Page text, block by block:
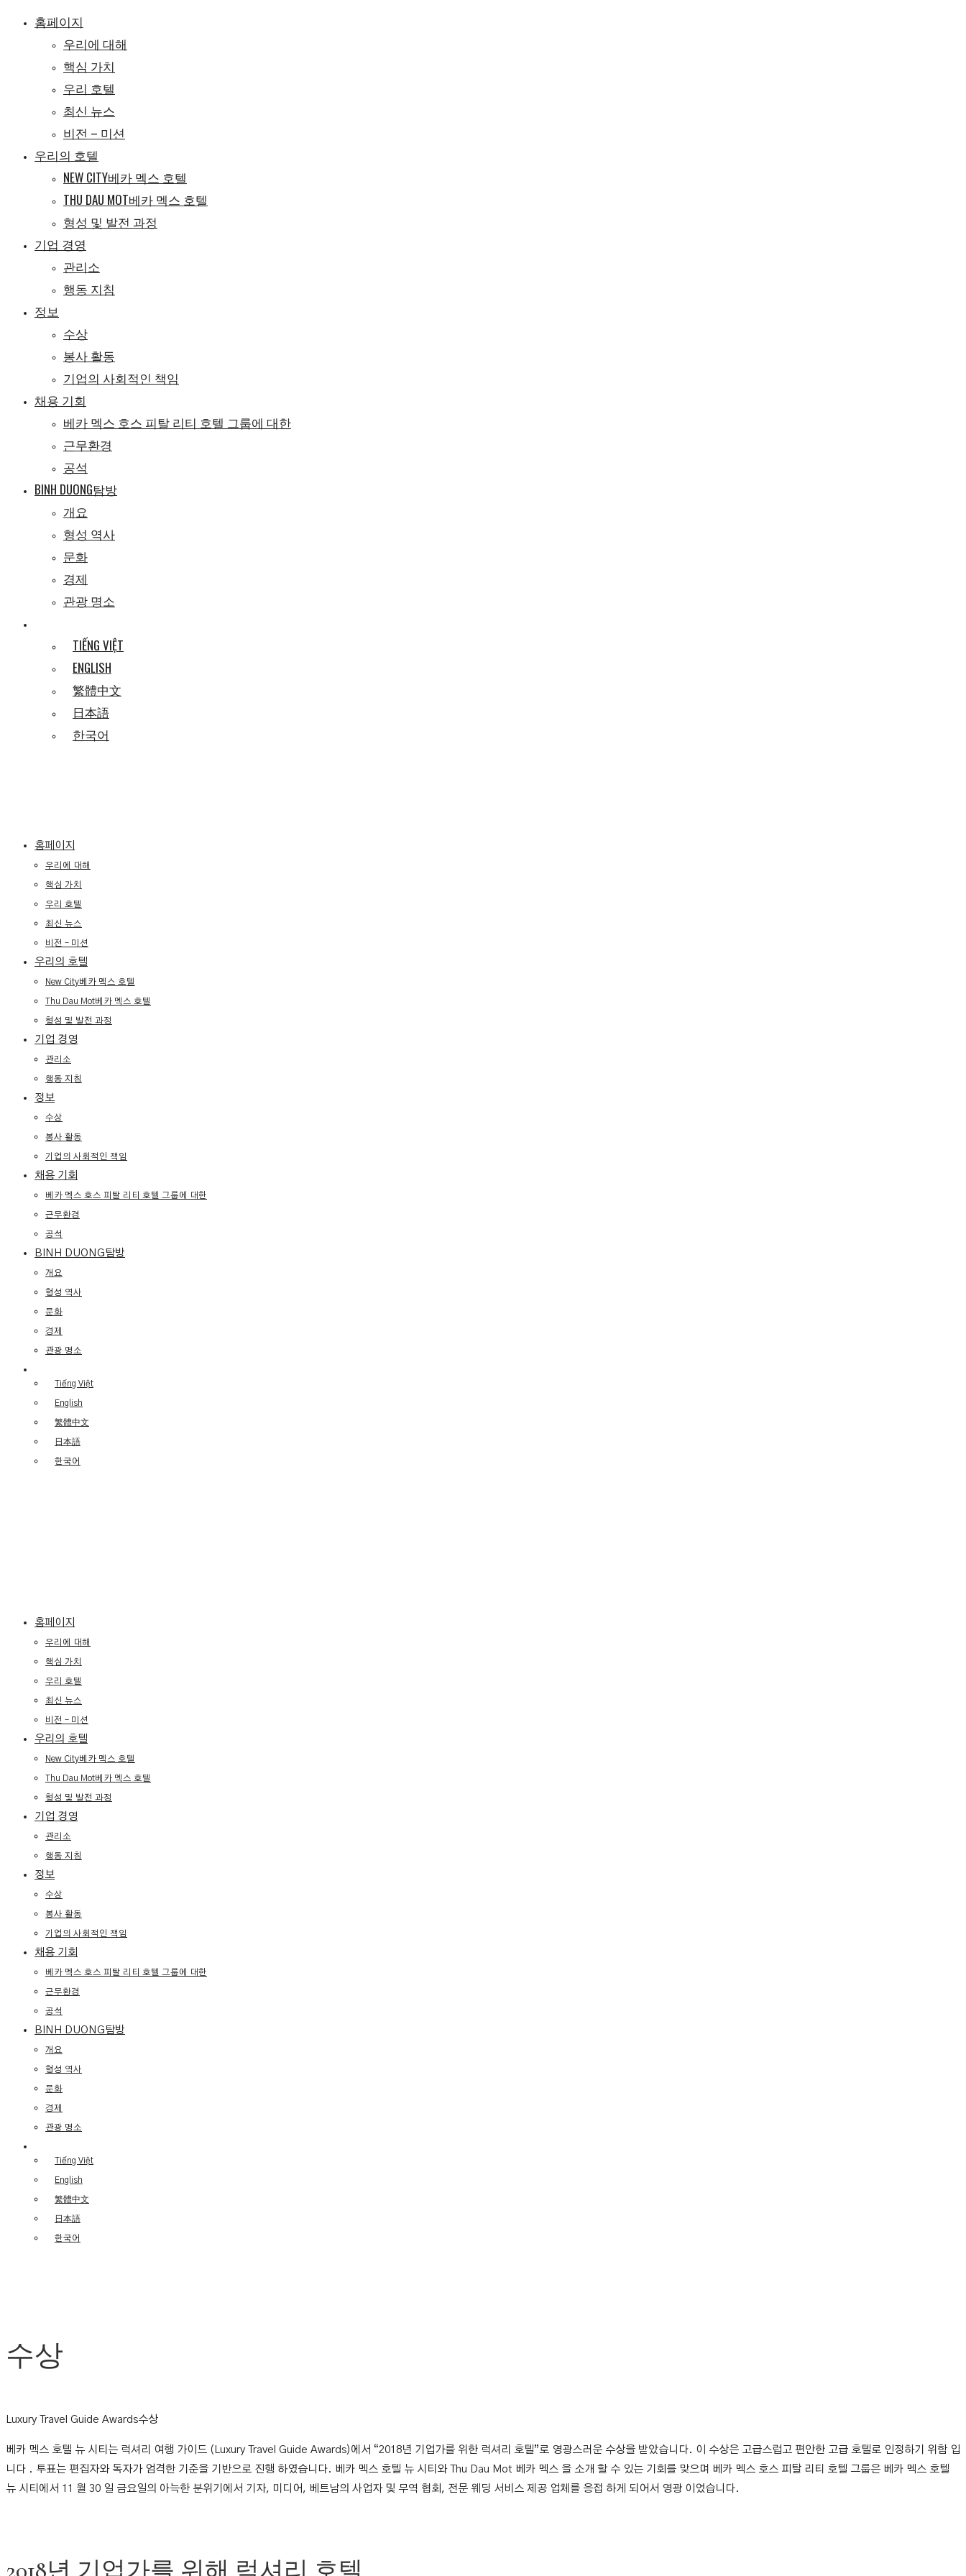
홈페이지
우리에 대해
핵심 가치
우리 호텔
최신 뉴스
비전 – 미션
우리의 호텔
NEW CITY베카 멕스 호텔
THU DAU MOT베카 멕스 호텔
형성 및 발전 과정
기업 경영
관리소
행동 지침
정보
수상
봉사 활동
기업의 사회적인 책임
채용 기회
베카 멕스 호스 피탈 리티 호텔 그룹에 대한
근무환경
공석
BINH DUONG탐방
개요
형성 역사
문화
경제
관광 명소
TIẾNG VIỆT
ENGLISH
繁體中文
日本語
한국어
홈페이지
우리에 대해
핵심 가치
우리 호텔
최신 뉴스
비전 – 미션
우리의 호텔
New City베카 멕스 호텔
Thu Dau Mot베카 멕스 호텔
형성 및 발전 과정
기업 경영
관리소
행동 지침
정보
수상
봉사 활동
기업의 사회적인 책임
채용 기회
베카 멕스 호스 피탈 리티 호텔 그룹에 대한
근무환경
공석
BINH DUONG탐방
개요
형성 역사
문화
경제
관광 명소
Tiếng Việt
English
繁體中文
日本語
한국어
홈페이지
우리에 대해
핵심 가치
우리 호텔
최신 뉴스
비전 – 미션
우리의 호텔
New City베카 멕스 호텔
Thu Dau Mot베카 멕스 호텔
형성 및 발전 과정
기업 경영
관리소
행동 지침
정보
수상
봉사 활동
기업의 사회적인 책임
채용 기회
베카 멕스 호스 피탈 리티 호텔 그룹에 대한
근무환경
공석
BINH DUONG탐방
개요
형성 역사
문화
경제
관광 명소
Tiếng Việt
English
繁體中文
日本語
한국어
수상
Luxury Travel Guide Awards수상
베카 멕스 호텔 뉴 시티는 럭셔리 여행 가이드 (Luxury Travel Guide Awards)에서 “2018년 기업가를 위한 럭셔리 호텔”로 영광스러운 수상을 받았습니다. 이 수상은 고급스럽고 편안한 고급 호텔로 인정하기 위함 입
니다 . 투표는 편집자와 독자가 엄격한 기준을 기반으로 진행 하였습니다. 베카 멕스 호텔 뉴 시티와 Thu Dau Mot 베카 멕스 을 소개 할 수 있는 기회를 맞으며 베카 멕스 호스 피탈 리티 호텔 그룹은 베카 멕스 호텔
뉴 시티에서 11 월 30 일 금요일의 아늑한 분위기에서 기자, 미디어, 베트남의 사업자 및 무역 협회, 전문 웨딩 서비스 제공 업체를 응접 하게 되어서 영광 이었습니다.